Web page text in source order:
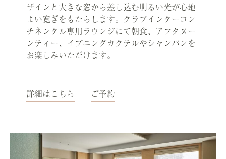
ザインと大きな窓から差し込む明るい光が心地
よい寛ぎをもたらします。クラブインターコン
チネンタル専用ラウンジにて朝食、アフタヌー
ンティー、イブニングカクテルやシャンパンを
お楽しみいただけます。
詳細はこちら ご予約